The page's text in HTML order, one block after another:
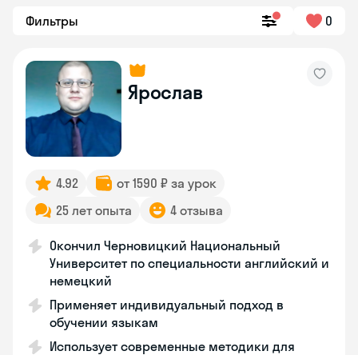
Фильтры 0
Ярослав
4.92
от 1590 ₽ за урок
25 лет опыта
4 отзыва
Окончил Черновицкий Национальный
Университет по специальности английский и
немецкий
Применяет индивидуальный подход в
обучении языкам
Использует современные методики для